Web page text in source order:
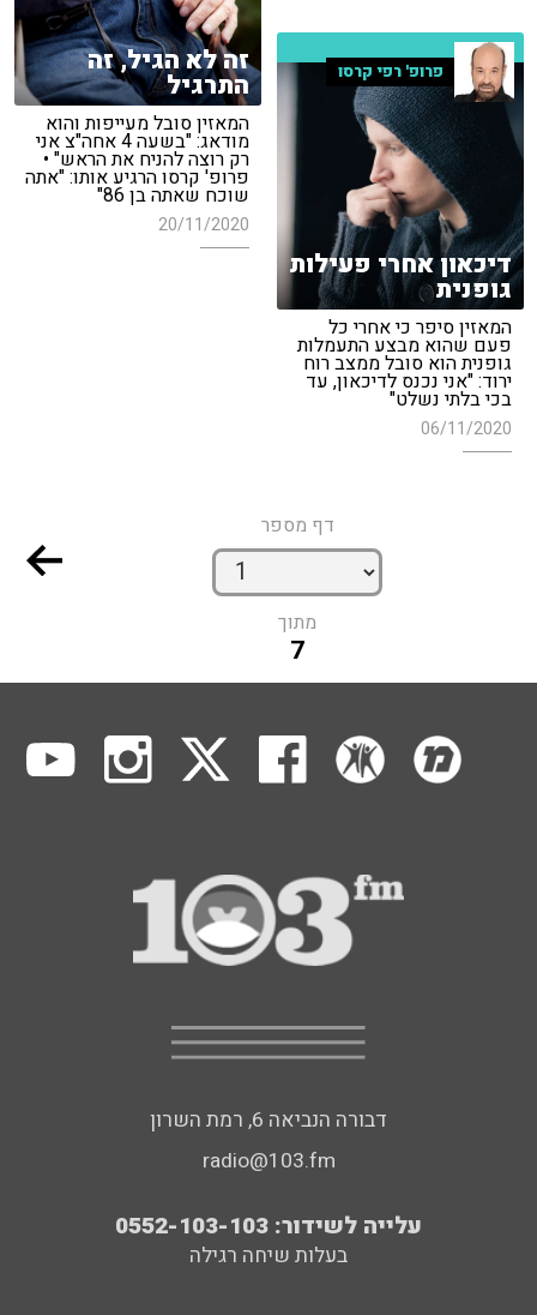
זה לא הגיל, זה
התרגיל
המאזין סובל מעייפות והוא
מודאג: "בשעה 4 אחה"צ אני
רק רוצה להניח את הראש" •
פרופ' קרסו הרגיע אותו: "אתה
שוכח שאתה בן 86"
20/11/2020
פרופ' רפי קרסו
דיכאון אחרי פעילות
גופנית
המאזין סיפר כי אחרי כל
פעם שהוא מבצע התעמלות
גופנית הוא סובל ממצב רוח
ירוד: "אני נכנס לדיכאון, עד
בכי בלתי נשלט"
06/11/2020
דף מספר
מתוך
7
דבורה הנביאה 6, רמת השרון
radio@103.fm
עלייה לשידור: 0552-103-103
בעלות שיחה רגילה